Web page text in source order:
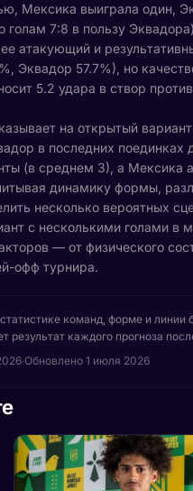
Мексика выиграла один,
голам 7:8 в пользу
атакующий и
Эквадор 57.7%), но
5.2 удара в створ
на открытый
в последних поединках
(в среднем 3), а Мексика
динамику формы,
несколько вероятных
с несколькими голами в
— от физического
офф турнира.
команд, форме и линии
результат каждого прогноза
·Обновлено 1 июля 2026